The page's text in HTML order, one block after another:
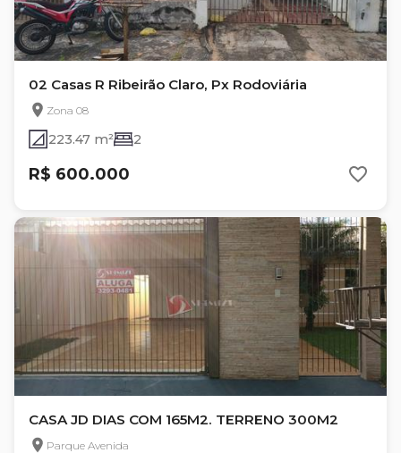
02 Casas R Ribeirão Claro, Px Rodoviária
Zona 08
223.47 m² 2
R$ 600.000
CASA JD DIAS COM 165M2. TERRENO 300M2
Parque Avenida